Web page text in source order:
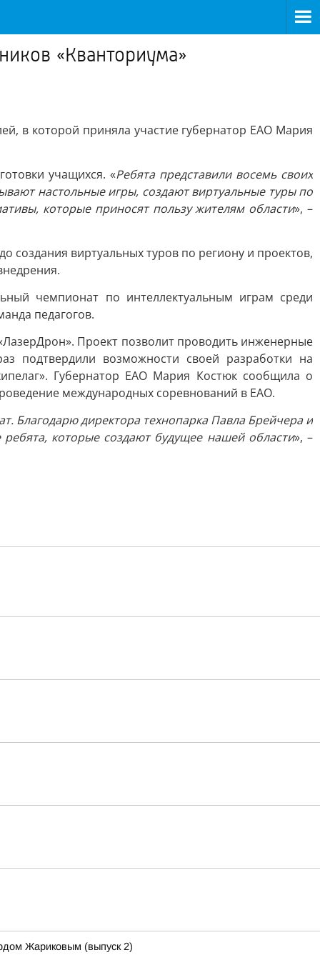
«Кванториума»
в которой приняла участие губернатор ЕАО Мария
учащихся. «Ребята представили восемь своих
настольные игры, создают виртуальные туры по
которые приносят пользу жителям области», –
создания виртуальных туров по региону и проектов,
чемпионат по интеллектуальным играм среди
педагогов.
Проект позволит проводить инженерные
подтвердили возможности своей разработки на
Губернатор ЕАО Мария Костюк сообщила о
международных соревнований в ЕАО.
Благодарю директора технопарка Павла Брейчера и
которые создают будущее нашей области», –
Жариковым (выпуск 2)